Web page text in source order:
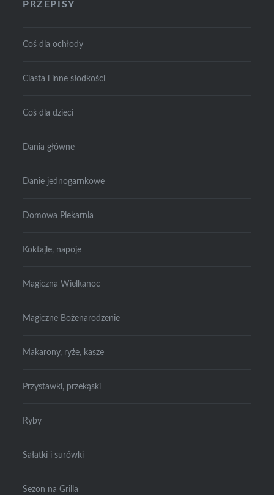
PRZEPISY
Coś dla ochłody
Ciasta i inne słodkości
Coś dla dzieci
Dania główne
Danie jednogarnkowe
Domowa Piekarnia
Koktajle, napoje
Magiczna Wielkanoc
Magiczne Bożenarodzenie
Makarony, ryże, kasze
Przystawki, przekąski
Ryby
Sałatki i surówki
Sezon na Grilla